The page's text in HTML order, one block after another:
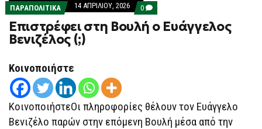
ΠΑΡΑΠΟΛΙΤΙΚΑ 14 ΑΠΡΙΛΊΟΥ, 2026 0 COMMENTS
ON
ΕΠΙΣΤΡΈΦΕΙ
ΣΤΗ
Επιστρέφει στη Βουλή ο Ευάγγελος
Βενιζέλος (;)
Κοινοποιήστε
ΚοινοποιήστεΟι πληροφορίες θέλουν τον Ευάγγελο
Βενιζέλο παρών στην επόμενη Βουλή μέσα από την